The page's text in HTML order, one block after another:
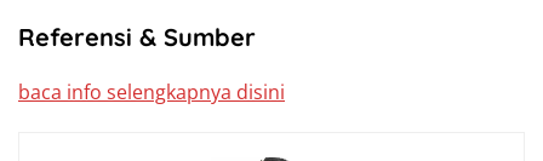
Referensi & Sumber
baca info selengkapnya disini